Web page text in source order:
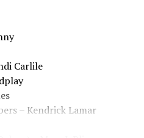
Carlile
– Kendrick Lamar